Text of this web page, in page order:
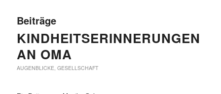
Beiträge
KINDHEITSERINNERUNGEN
AN OMA
AUGENBLICKE, GESELLSCHAFT